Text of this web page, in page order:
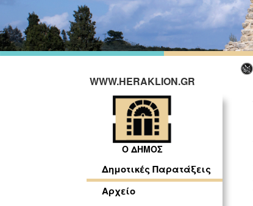
WWW.HERAKLION.GR
Ο ΔΗΜΟΣ
Δημοτικές Παρατάξεις
Αρχείο